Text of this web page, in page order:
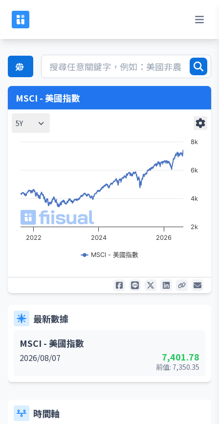
MSCI - 美國指數
5Y
MSCI - 美國指數
2022 2024 2026
2k
4k
6k
8k
最新數據
MSCI - 美國指數
2026/08/07 7,401.78
前值: 7,350.35
時間軸